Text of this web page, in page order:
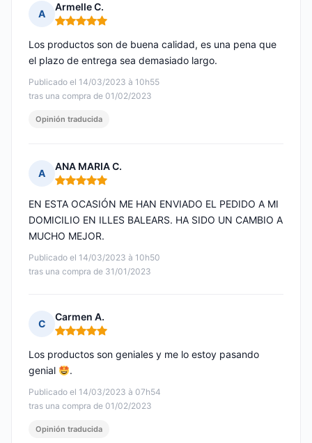
A
Armelle C.
Nota: 5 de 5
Publicado el 14/03/2023 à 10h55
tras una compra de 01/02/2023
Los productos son de buena calidad, es una pena que
el plazo de entrega sea demasiado largo.
Opinión traducida
A
ANA MARIA C.
Nota: 5 de 5
Publicado el 14/03/2023 à 10h50
tras una compra de 31/01/2023
EN ESTA OCASIÓN ME HAN ENVIADO EL PEDIDO A MI
DOMICILIO EN ILLES BALEARS. HA SIDO UN CAMBIO A
MUCHO MEJOR.
C
Carmen A.
Nota: 5 de 5
Publicado el 14/03/2023 à 07h54
tras una compra de 01/02/2023
Los productos son geniales y me lo estoy pasando
genial
.
Opinión traducida